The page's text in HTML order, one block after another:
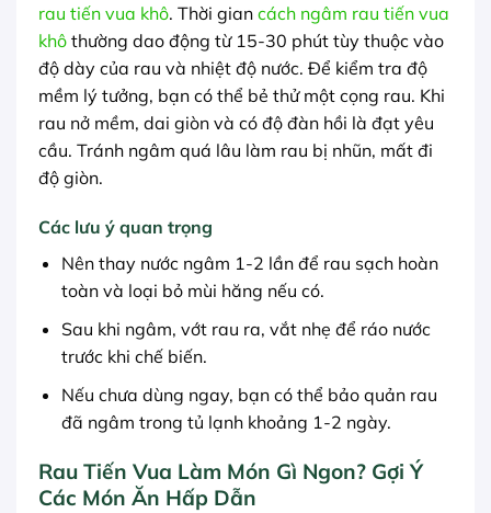
rau tiến vua khô. Thời gian cách ngâm rau tiến vua
khô thường dao động từ 15-30 phút tùy thuộc vào
độ dày của rau và nhiệt độ nước. Để kiểm tra độ
mềm lý tưởng, bạn có thể bẻ thử một cọng rau. Khi
rau nở mềm, dai giòn và có độ đàn hồi là đạt yêu
cầu. Tránh ngâm quá lâu làm rau bị nhũn, mất đi
độ giòn.
Các lưu ý quan trọng
Nên thay nước ngâm 1-2 lần để rau sạch hoàn
toàn và loại bỏ mùi hăng nếu có.
Sau khi ngâm, vớt rau ra, vắt nhẹ để ráo nước
trước khi chế biến.
Nếu chưa dùng ngay, bạn có thể bảo quản rau
đã ngâm trong tủ lạnh khoảng 1-2 ngày.
Rau Tiến Vua Làm Món Gì Ngon? Gợi Ý
Các Món Ăn Hấp Dẫn